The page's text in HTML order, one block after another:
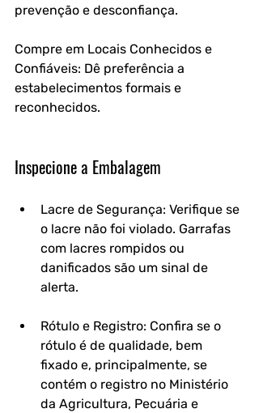
prevenção e desconfiança.
Compre em Locais Conhecidos e
Confiáveis: Dê preferência a
estabelecimentos formais e
reconhecidos.
Inspecione a Embalagem
Lacre de Segurança: Verifique se
o lacre não foi violado. Garrafas
com lacres rompidos ou
danificados são um sinal de
alerta.
Rótulo e Registro: Confira se o
rótulo é de qualidade, bem
fixado e, principalmente, se
contém o registro no Ministério
da Agricultura, Pecuária e